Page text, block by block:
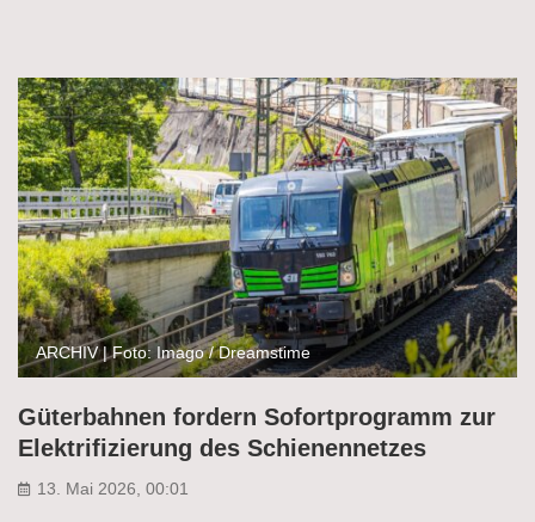
ARCHIV | Foto: Imago / Dreamstime
Güterbahnen fordern Sofortprogramm zur
Elektrifizierung des Schienennetzes
13. Mai 2026, 00:01